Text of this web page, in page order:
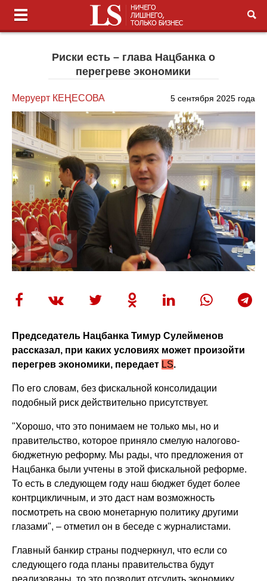
Риски есть – глава Нацбанка о
перегреве экономики
Меруерт КЕҢЕСОВА 5 сентября 2025 года
Председатель Нацбанка Тимур Сулейменов
рассказал, при каких условиях может произойти
перегрев экономики, передает LS.
По его словам, без фискальной консолидации
подобный риск действительно присутствует.
"Хорошо, что это понимаем не только мы, но и
правительство, которое приняло смелую налогово-
бюджетную реформу. Мы рады, что предложения от
Нацбанка были учтены в этой фискальной реформе.
То есть в следующем году наш бюджет будет более
контрцикличным, и это даст нам возможность
посмотреть на свою монетарную политику другими
глазами", – отметил он в беседе с журналистами.
Главный банкир страны подчеркнул, что если со
следующего года планы правительства будут
реализованы, то это позволит отсудить экономику,